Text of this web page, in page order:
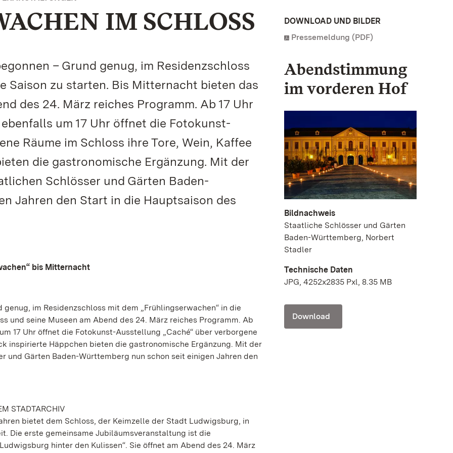
IM SCHLOSS
– Grund genug, im Residenzschloss
Saison zu starten. Bis Mitternacht bieten das
des 24. März reiches Programm. Ab 17 Uhr
um 17 Uhr öffnet die Fotokunst-
Räume im Schloss ihre Tore, Wein, Kaffee
die gastronomische Ergänzung. Mit der
Schlösser und Gärten Baden-
Jahren den Start in die Hauptsaison des
bis Mitternacht
im Residenzschloss mit dem „Frühlingserwachen“ in die
und seine Museen am Abend des 24. März reiches Programm. Ab
17 Uhr öffnet die Fotokunst-Ausstellung „Caché“ über verborgene
inspirierte Häppchen bieten die gastronomische Ergänzung. Mit der
und Gärten Baden-Württemberg nun schon seit einigen Jahren den
STADTARCHIV
bietet dem Schloss, der Keimzelle der Stadt Ludwigsburg, in
Die erste gemeinsame Jubiläumsveranstaltung ist die
hinter den Kulissen“. Sie öffnet am Abend des 24. März
DOWNLOAD UND BILDER
Pressemeldung (PDF)
Abendstimmung
im vorderen Hof
Bildnachweis
Staatliche Schlösser und Gärten
Baden-Württemberg, Norbert
Stadler
Technische Daten
JPG, 4252x2835 Pxl, 8.35 MB
Download